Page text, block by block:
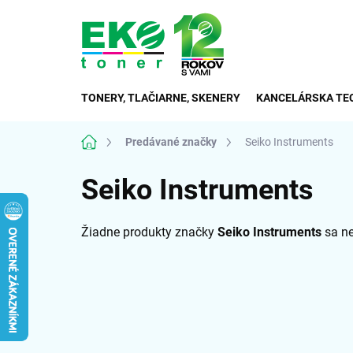
TONERY, TLAČIARNE, SKENERY KANCELÁRSKA
DomovPredávané značky Seiko Instruments
Seiko Instruments
Žiadne produkty značky Seiko Instruments sa